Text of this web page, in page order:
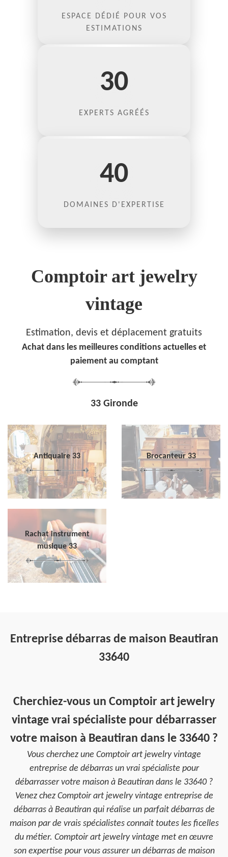
ESPACE DÉDIÉ POUR VOS
ESTIMATIONS
30
EXPERTS AGRÉÉS
40
DOMAINES D'EXPERTISE
Comptoir art jewelry
vintage
Estimation, devis et déplacement gratuits
Achat dans les meilleures conditions actuelles et
paiement au comptant
33 Gironde
Antiquaire 33 Brocanteur 33
Rachat instrument
musique 33
Entreprise débarras de maison Beautiran
33640
Cherchiez-vous un Comptoir art jewelry
vintage vrai spécialiste pour débarrasser
votre maison à Beautiran dans le 33640 ?
Vous cherchez une Comptoir art jewelry vintage
entreprise de débarras un vrai spécialiste pour
débarrasser votre maison à Beautiran dans le 33640 ?
Venez chez Comptoir art jewelry vintage entreprise de
débarras à Beautiran qui réalise un parfait débarras de
maison par de vrais spécialistes connait toutes les ficelles
du métier. Comptoir art jewelry vintage met en œuvre
son expertise pour vous assurer un débarras de maison